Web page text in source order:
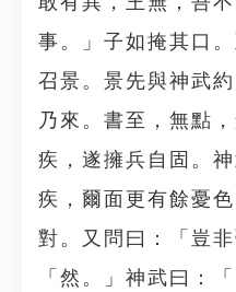
事。」子如掩其口
召景。景先與神武
乃來。書至，無點
疾，遂擁兵自固。
疾，爾面更有餘憂
對。又問曰：「豈
「然。」神武曰：